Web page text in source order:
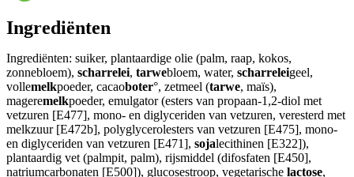
Ingrediënten
Ingrediënten: suiker, plantaardige olie (palm, raap, kokos,
zonnebloem), scharrelei, tarwebloem, water, scharreleigeel,
vollemelkpoeder, cacaoboter°, zetmeel (tarwe, maïs),
mageremelkpoeder, emulgator (esters van propaan-1,2-diol met
vetzuren [E477], mono- en diglyceriden van vetzuren, veresterd met
melkzuur [E472b], polyglycerolesters van vetzuren [E475], mono-
en diglyceriden van vetzuren [E471], sojalecithinen [E322]),
plantaardig vet (palmpit, palm), rijsmiddel (difosfaten [E450],
natriumcarbonaten [E500]), glucosestroop, vegetarische lactose,